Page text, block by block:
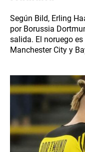
Según Bild, Erling
por Borussia
salida. El noruego
Manchester City y